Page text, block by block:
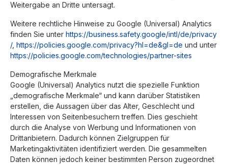
Weitergabe an Dritte untersagt.
Weitere rechtliche Hinweise zu Google (Universal) Analytics
finden Sie unter https://business.safety.google/intl/de/privacy
/, https://policies.google.com/privacy?hl=de&gl=de und unter
https://policies.google.com/technologies/partner-sites
Demografische Merkmale
Google (Universal) Analytics nutzt die spezielle Funktion
„demografische Merkmale“ und kann darüber Statistiken
erstellen, die Aussagen über das Alter, Geschlecht und
Interessen von Seitenbesuchern treffen. Dies geschieht
durch die Analyse von Werbung und Informationen von
Drittanbietern. Dadurch können Zielgruppen für
Marketingaktivitäten identifiziert werden. Die gesammelten
Daten können jedoch keiner bestimmten Person zugeordnet